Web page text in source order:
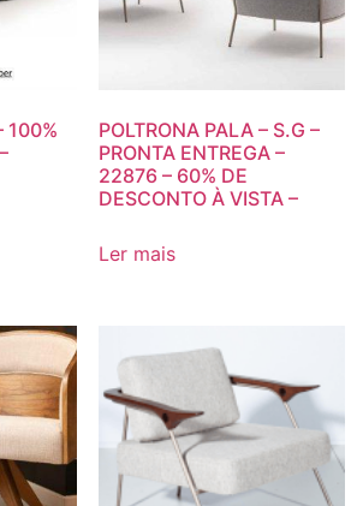
100%
POLTRONA PALA – S.G –
PRONTA ENTREGA –
22876 – 60% DE
DESCONTO À VISTA –
Ler mais